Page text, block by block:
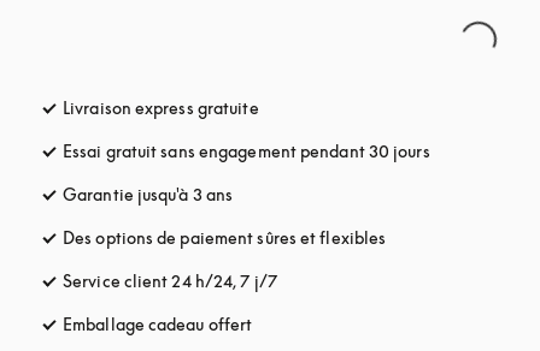
Livraison express gratuite
Essai gratuit sans engagement pendant 30 jours
Garantie jusqu'à 3 ans
Des options de paiement sûres et flexibles
Service client 24 h/24, 7 j/7s’ouvre dans un nouvel onglet
Emballage cadeau offert